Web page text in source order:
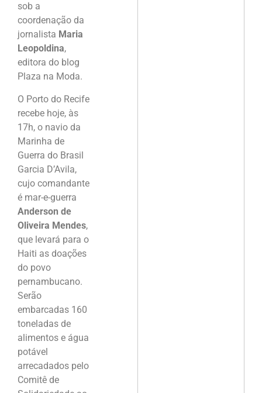
sob a
coordenação da
jornalista Maria
Leopoldina,
editora do blog
Plaza na Moda.
O Porto do Recife
recebe hoje, às
17h, o navio da
Marinha de
Guerra do Brasil
Garcia D’Avila,
cujo comandante
é mar-e-guerra
Anderson de
Oliveira Mendes,
que levará para o
Haiti as doações
do povo
pernambucano.
Serão
embarcadas 160
toneladas de
alimentos e água
potável
arrecadados pelo
Comitê de